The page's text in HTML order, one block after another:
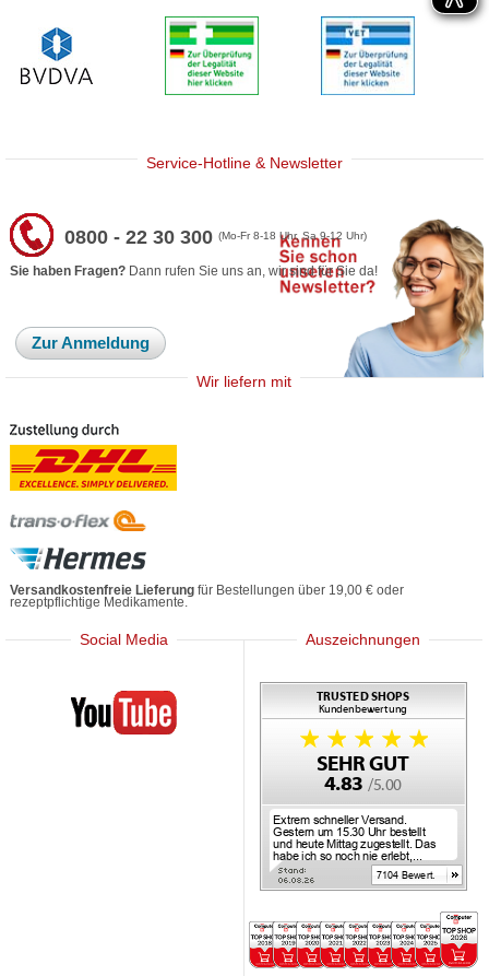
Service-Hotline & Newsletter
0800 - 22 30 300(Mo-Fr 8-18 Uhr, Sa 9-12 Uhr)
Sie haben Fragen? Dann rufen Sie uns an, wir sind für Sie da!
Zur Anmeldung
Wir liefern mit
Versandkostenfreie Lieferung für Bestellungen über 19,00 € oder
rezeptpflichtige Medikamente.
Social Media
Mediherz
Auszeichnungen